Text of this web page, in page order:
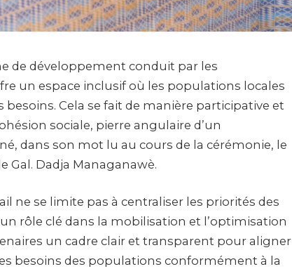
de développement conduit par les
un espace inclusif où les populations locales
Cela se fait de manière participative et
sociale, pierre angulaire d’un
dans son mot lu au cours de la cérémonie, le
Gal. Dadja Managanawè.
ne se limite pas à centraliser les priorités des
rôle clé dans la mobilisation et l’optimisation
un cadre clair et transparent pour aligner
besoins des populations conformément à la